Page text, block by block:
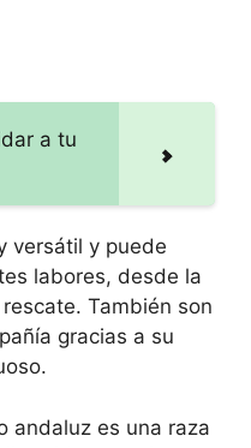
a tu
versátil y puede
labores, desde la
También son
gracias a su
andaluz es una raza